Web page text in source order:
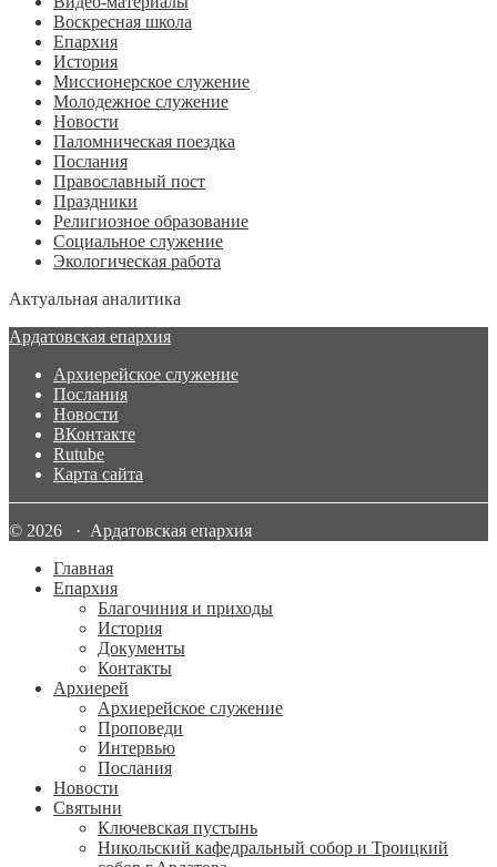
Воскресная школа
Епархия
История
Миссионерское служение
Молодежное служение
Новости
Паломническая поездка
Послания
Православный пост
Праздники
Религиозное образование
Социальное служение
Экологическая работа
Актуальная аналитика
Ардатовская епархия
Архиерейское служение
Послания
Новости
ВКонтакте
Rutube
Карта сайта
© 2026 · Ардатовская епархия
Главная
Епархия
Благочиния и приходы
История
Документы
Контакты
Архиерей
Архиерейское служение
Проповеди
Интервью
Послания
Новости
Святыни
Ключевская пустынь
Никольский кафедральный собор и Троицкий